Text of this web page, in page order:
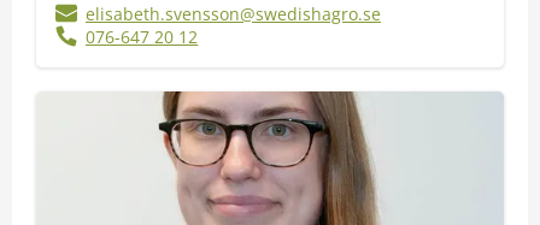
elisabeth.svensson@swedishagro.se
076-647 20 12